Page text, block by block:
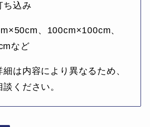
ち込み
、100cm×100cm、
など
は内容により異なるため、
ください。